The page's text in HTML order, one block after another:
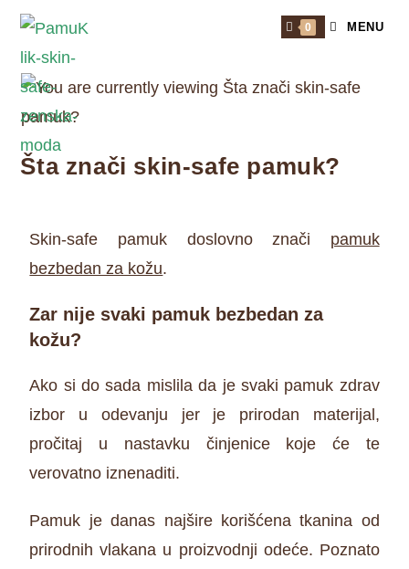
0 MENU
Šta znači skin-safe pamuk?
Skin-safe pamuk doslovno znači pamuk
bezbedan za kožu.
Zar nije svaki pamuk bezbedan za
kožu?
Ako si do sada mislila da je svaki pamuk zdrav
izbor u odevanju jer je prirodan materijal,
pročitaj u nastavku činjenice koje će te
verovatno iznenaditi.
Pamuk je danas najšire korišćena tkanina od
prirodnih vlakana u proizvodnji odeće. Poznato